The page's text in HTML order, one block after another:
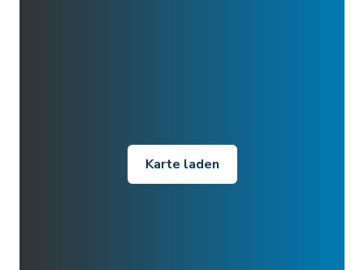
Karte laden